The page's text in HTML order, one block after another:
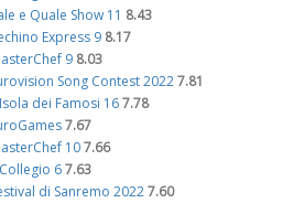
e Quale Show 11 8.43
Express 9 8.17
9 8.03
Song Contest 2022 7.81
dei Famosi 16 7.78
7.67
10 7.66
6 7.63
di Sanremo 2022 7.60